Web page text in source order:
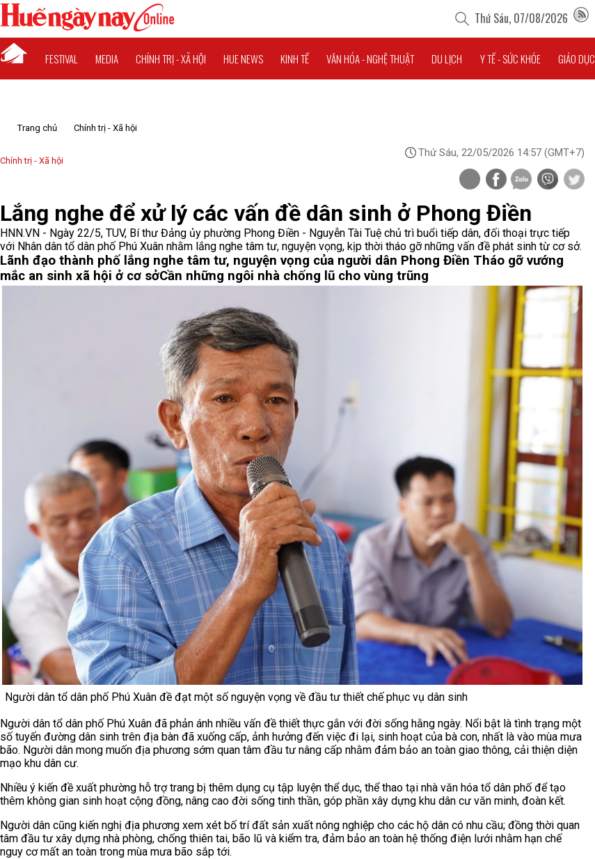
Thứ Sáu, 07/08/2026
FESTIVAL MEDIA CHÍNH TRỊ - XÃ HỘI HUE NEWS KINH TẾ VĂN HÓA - NGHỆ THUẬT DU LỊCH Y TẾ - SỨC KHỎE GIÁO DỤC
Trang chủ Chính trị - Xã hội
Chính trị - Xã hội
Thứ Sáu, 22/05/2026 14:57 (GMT+7)
Lắng nghe để xử lý các vấn đề dân sinh ở Phong Điền
HNN.VN - Ngày 22/5, TUV, Bí thư Đảng ủy phường Phong Điền - Nguyễn Tài Tuệ chủ trì buổi tiếp dân, đối thoại trực tiếp
với Nhân dân tổ dân phố Phú Xuân nhằm lắng nghe tâm tư, nguyện vọng, kịp thời tháo gỡ những vấn đề phát sinh từ cơ sở.
Lãnh đạo thành phố lắng nghe tâm tư, nguyện vọng của người dân Phong Điền Tháo gỡ vướng
mắc an sinh xã hội ở cơ sởCần những ngôi nhà chống lũ cho vùng trũng
Người dân tổ dân phố Phú Xuân đề đạt một số nguyện vọng về đầu tư thiết chế phục vụ dân sinh
Người dân tổ dân phố Phú Xuân đã phản ánh nhiều vấn đề thiết thực gắn với đời sống hằng ngày. Nổi bật là tình trạng một
số tuyến đường dân sinh trên địa bàn đã xuống cấp, ảnh hưởng đến việc đi lại, sinh hoạt của bà con, nhất là vào mùa mưa
bão. Người dân mong muốn địa phương sớm quan tâm đầu tư nâng cấp nhằm đảm bảo an toàn giao thông, cải thiện diện
mạo khu dân cư.
Nhiều ý kiến đề xuất phường hỗ trợ trang bị thêm dụng cụ tập luyện thể dục, thể thao tại nhà văn hóa tổ dân phố để tạo
thêm không gian sinh hoạt cộng đồng, nâng cao đời sống tinh thần, góp phần xây dựng khu dân cư văn minh, đoàn kết.
Người dân cũng kiến nghị địa phương xem xét bố trí đất sản xuất nông nghiệp cho các hộ dân có nhu cầu; đồng thời quan
tâm đầu tư xây dựng nhà phòng, chống thiên tai, bão lũ và kiểm tra, đảm bảo an toàn hệ thống điện lưới nhằm hạn chế
nguy cơ mất an toàn trong mùa mưa bão sắp tới.